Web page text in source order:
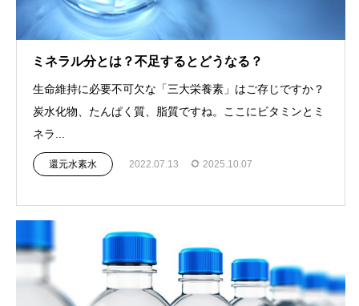
ミネラル分とは？不足するとどうなる？
生命維持に必要不可欠な「三大栄養素」はご存じですか？
炭水化物、たんぱく質、脂質ですね。ここにビタミンとミ
ネラ...
還元水素水 2022.07.13 2025.10.07